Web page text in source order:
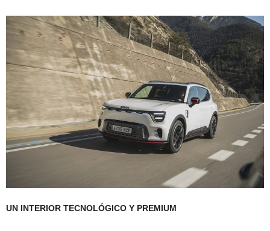
UN INTERIOR TECNOLÓGICO Y PREMIUM